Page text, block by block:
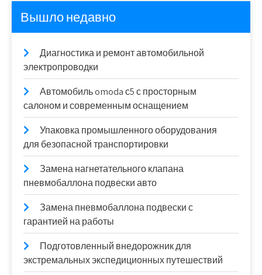
Вышло недавно
Диагностика и ремонт автомобильной
электропроводки
Автомобиль omoda с5 с просторным
салоном и современным оснащением
Упаковка промышленного оборудования
для безопасной транспортировки
Замена нагнетательного клапана
пневмобаллона подвески авто
Замена пневмобаллона подвески с
гарантией на работы
Подготовленный внедорожник для
экстремальных экспедиционных путешествий